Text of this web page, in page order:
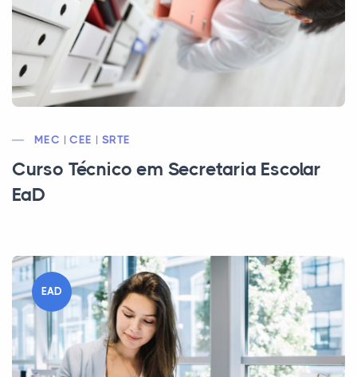
MEC | CEE | SRTE
Curso Técnico em Secretaria Escolar
EaD
EAD